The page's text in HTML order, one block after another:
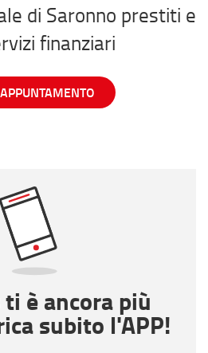
di Saronno prestiti e
finanziari
ti è ancora più
subito l'APP!